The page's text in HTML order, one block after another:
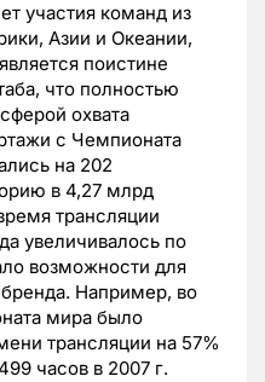
участия команд из
Азии и Океании,
поистине
что полностью
охвата
с Чемпионата
на 202
в 4,27 млрд
трансляции
увеличивалось по
возможности для
Например, во
мира было
трансляции на 57%
часов в 2007 г.